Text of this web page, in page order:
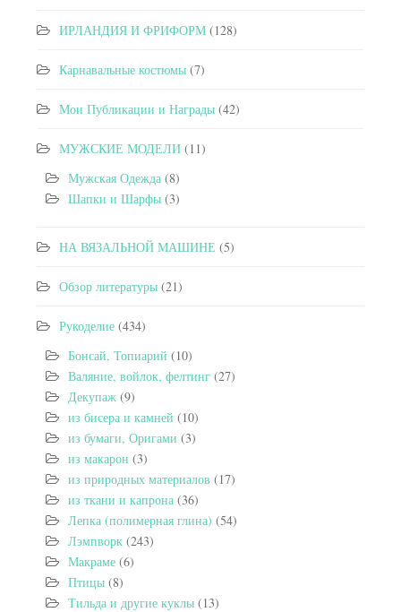
ИРЛАНДИЯ И ФРИФОРМ (128)
Карнавальные костюмы (7)
Мои Публикации и Награды (42)
МУЖСКИЕ МОДЕЛИ (11)
Мужская Одежда (8)
Шапки и Шарфы (3)
НА ВЯЗАЛЬНОЙ МАШИНЕ (5)
Обзор литературы (21)
Рукоделие (434)
Бонсай, Топиарий (10)
Валяние, войлок, фелтинг (27)
Декупаж (9)
из бисера и камней (10)
из бумаги, Оригами (3)
из макарон (3)
из природных материалов (17)
из ткани и капрона (36)
Лепка (полимерная глина) (54)
Лэмпворк (243)
Макраме (6)
Птицы (8)
Тильда и другие куклы (13)